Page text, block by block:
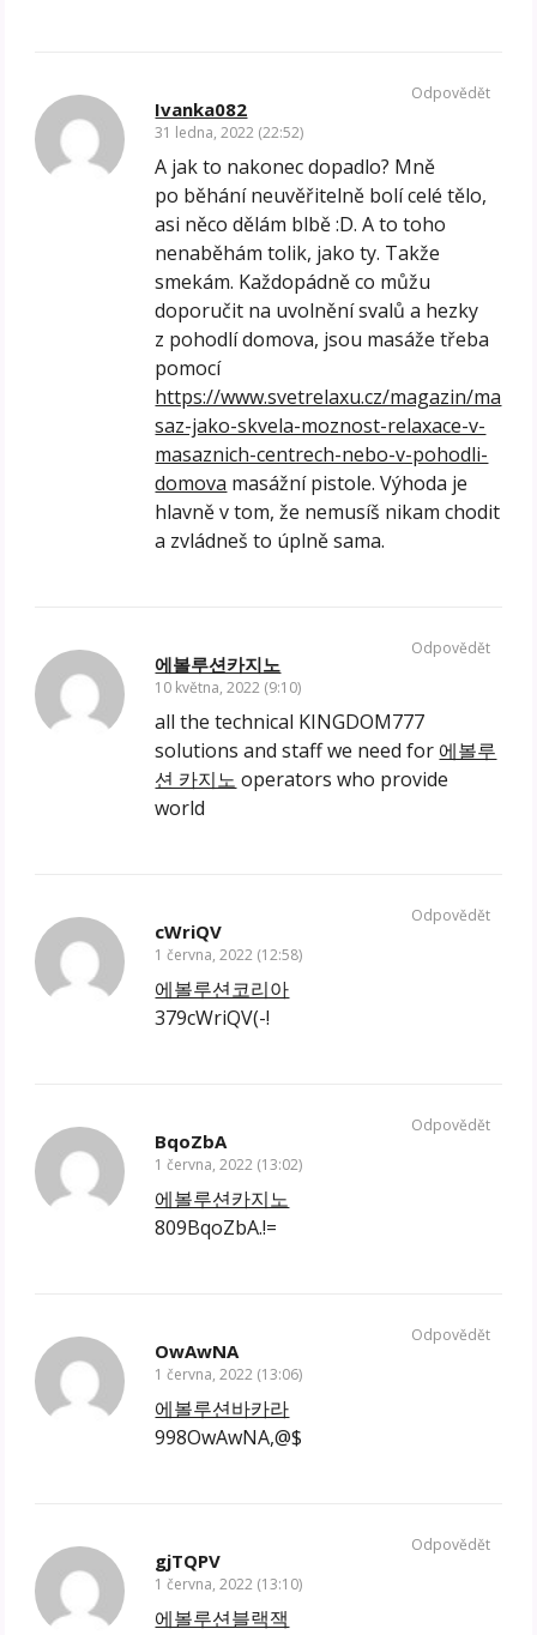
Ivanka082
31 ledna, 2022 (22:52)
A jak to nakonec dopadlo? Mně
po běhání neuvěřitelně bolí celé tělo,
asi něco dělám blbě :D. A to toho
nenaběhám tolik, jako ty. Takže
smekám. Každopádně co můžu
doporučit na uvolnění svalů a hezky
z pohodlí domova, jsou masáže třeba
pomocí
https://www.svetrelaxu.cz/magazin/ma
saz-jako-skvela-moznost-relaxace-v-
masaznich-centrech-nebo-v-pohodli-
domova masážní pistole. Výhoda je
hlavně v tom, že nemusíš nikam chodit
a zvládneš to úplně sama.
Odpovědět
에볼루션카지노
10 května, 2022 (9:10)
all the technical KINGDOM777
solutions and staff we need for 에볼루
션 카지노 operators who provide
world
Odpovědět
cWriQV
1 června, 2022 (12:58)
에볼루션코리아
379cWriQV(-!
Odpovědět
BqoZbA
1 června, 2022 (13:02)
에볼루션카지노
809BqoZbA.!=
Odpovědět
OwAwNA
1 června, 2022 (13:06)
에볼루션바카라
998OwAwNA,@$
Odpovědět
gjTQPV
1 června, 2022 (13:10)
에볼루션블랙잭
Odpovědět